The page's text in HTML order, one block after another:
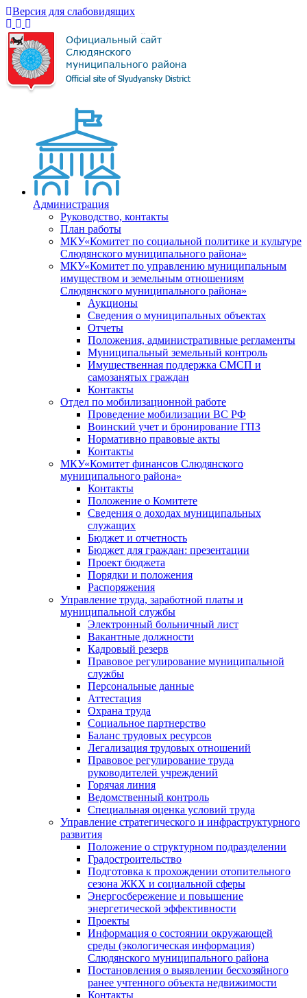
Версия для слабовидящих
Администрация
Руководство, контакты
План работы
МКУ«Комитет по социальной политике и культуре
Слюдянского муниципального района»
МКУ«Комитет по управлению муниципальным
имуществом и земельным отношениям
Слюдянского муниципального района»
Аукционы
Сведения о муниципальных объектах
Отчеты
Положения, административные регламенты
Муниципальный земельный контроль
Имущественная поддержка СМСП и
самозанятых граждан
Контакты
Отдел по мобилизационной работе
Проведение мобилизации ВС РФ
Воинский учет и бронирование ГПЗ
Нормативно правовые акты
Контакты
МКУ«Комитет финансов Слюдянского
муниципального района»
Контакты
Положение о Комитете
Сведения о доходах муниципальных
служащих
Бюджет и отчетность
Бюджет для граждан: презентации
Проект бюджета
Порядки и положения
Распоряжения
Управление труда, заработной платы и
муниципальной службы
Электронный больничный лист
Вакантные должности
Кадровый резерв
Правовое регулирование муниципальной
службы
Персональные данные
Аттестация
Охрана труда
Социальное партнерство
Баланс трудовых ресурсов
Легализация трудовых отношений
Правовое регулирование труда
руководителей учреждений
Горячая линия
Ведомственный контроль
Специальная оценка условий труда
Управление стратегического и инфраструктурного
развития
Положение о структурном подразделении
Градостроительство
Подготовка к прохождении отопительного
сезона ЖКХ и социальной сферы
Энергосбережение и повышение
энергетической эффективности
Проекты
Информация о состоянии окружающей
среды (экологическая информация)
Слюдянского муниципального района
Постановления о выявлении бесхозяйного
ранее учтенного объекта недвижимости
Контакты